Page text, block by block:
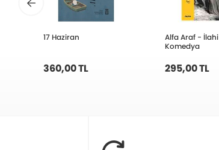
17 Haziran
360,00 TL
Alfa Araf - İlahi
Komedya
295,00 TL